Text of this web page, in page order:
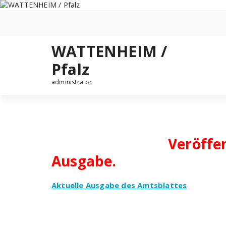
Zum
WATTENHEIM /
Pfalz
administrator
Ausgabe.
Aktuelle Ausgabe des Amtsblattes